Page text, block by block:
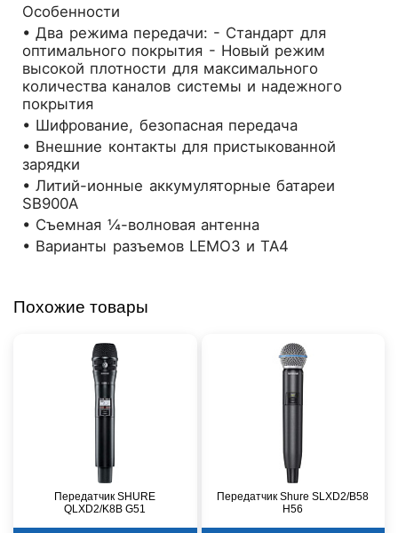
Особенности
• Два режима передачи: - Стандарт для
оптимального покрытия - Новый режим
высокой плотности для максимального
количества каналов системы и надежного
покрытия
• Шифрование, безопасная передача
• Внешние контакты для пристыкованной
зарядки
• Литий-ионные аккумуляторные батареи
SB900A
• Съемная ¼-волновая антенна
• Варианты разъемов LEMO3 и TA4
Похожие товары
Передатчик SHURE
QLXD2/K8B G51
Передатчик Shure SLXD2/B58
H56